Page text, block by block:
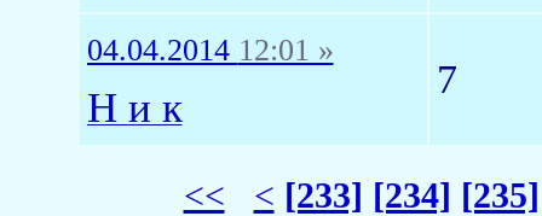
04.04.2014 12:01 »
Н и к
7
<< < [233] [234] [235]